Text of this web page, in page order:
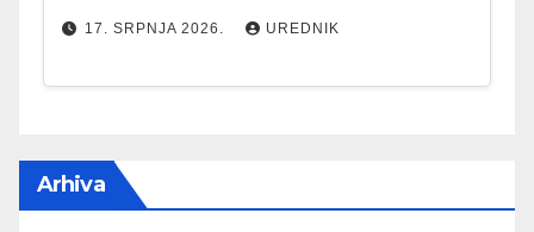
17. SRPNJA 2026. UREDNIK
Arhiva